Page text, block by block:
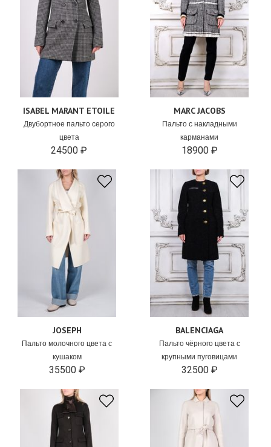
ISABEL MARANT ETOILE
Двубортное пальто серого
цвета
24500 ₽
MARC JACOBS
Пальто с накладными
карманами
18900 ₽
JOSEPH
Пальто молочного цвета с
кушаком
35500 ₽
BALENCIAGA
Пальто чёрного цвета с
крупными пуговицами
32500 ₽